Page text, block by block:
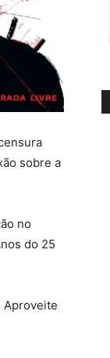
sobre a
no
do 25
Aproveite